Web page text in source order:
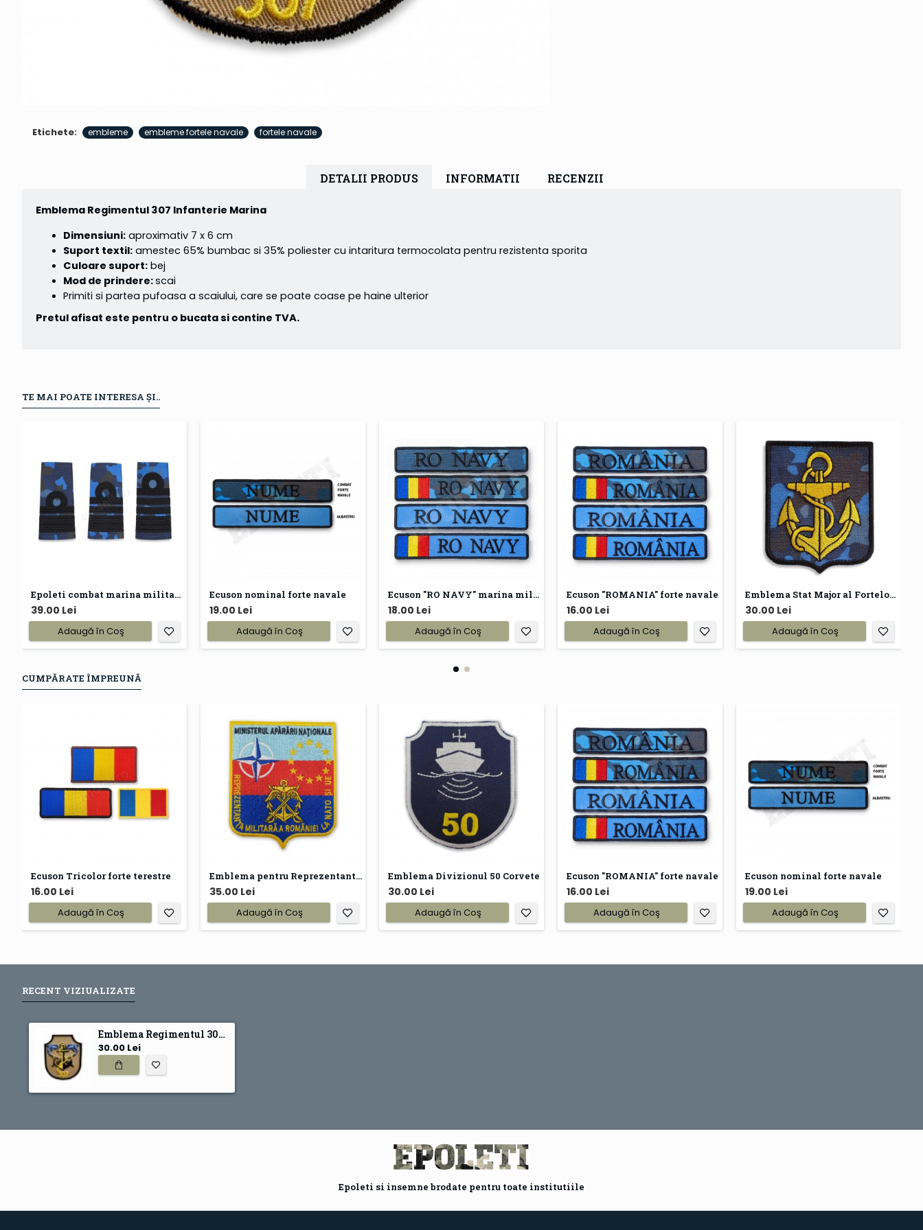
Etichete: embleme embleme fortele navale fortele navale
DETALII PRODUS INFORMATII RECENZII
Emblema Regimentul 307 Infanterie Marina
Dimensiuni: aproximativ 7 x 6 cm
Suport textil: amestec 65% bumbac si 35% poliester cu intaritura termocolata pentru rezistenta sporita
Culoare suport: bej
Mod de prindere:scai
Primiti si partea pufoasa a scaiului, care se poate coase pe haine ulterior
Pretul afisat este pentru o bucata si contine TVA.
TE MAI POATE INTERESA ȘI..
Epoleti combat marina militara
39.00 Lei
Adaugă în Coş
Ecuson nominal forte navale
19.00 Lei
Adaugă în Coş
Ecuson "RO NAVY" marina militara
18.00 Lei
Adaugă în Coş
Ecuson "ROMANIA" forte navale
16.00 Lei
Adaugă în Coş
Emblema Stat Major al Fortelor Navale
30.00 Lei
Adaugă în Coş
CUMPĂRATE ÎMPREUNĂ
Ecuson Tricolor forte terestre
16.00 Lei
Adaugă în Coş
Emblema pentru Reprezentanta militara a Romaniei la NATO si UE
35.00 Lei
Adaugă în Coş
Emblema Divizionul 50 Corvete
30.00 Lei
Adaugă în Coş
Ecuson "ROMANIA" forte navale
16.00 Lei
Adaugă în Coş
Ecuson nominal forte navale
19.00 Lei
Adaugă în Coş
RECENT VIZIUALIZATE
Emblema Regimentul 307 Infanterie Marina
30.00 Lei
Epoleti si insemne brodate pentru toate institutiile